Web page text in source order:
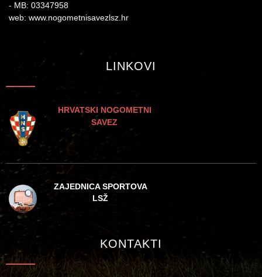
- MB: 03347958
web: www.nogometnisavezlsz.hr
LINKOVI
HRVATSKI NOGOMETNI
SAVEZ
ZAJEDNICA SPORTOVA
LSŽ
KONTAKTI